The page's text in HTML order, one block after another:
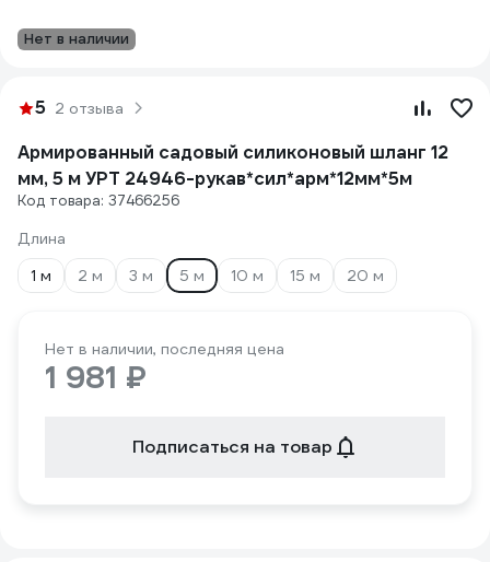
Нет в наличии
5 2 отзыва
Армированный садовый силиконовый шланг 12
мм, 5 м УРТ 24946-рукав*сил*арм*12мм*5м
Код товара: 37466256
Длина
1 м
2 м 3 м 5 м 10 м 15 м 20 м
Нет в наличии, последняя цена
1 981 ₽
Подписаться на товар